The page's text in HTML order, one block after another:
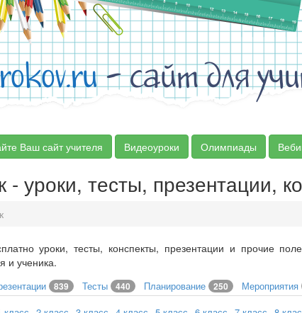
- сайт для
Ваш сайт учителя Видеоуроки Олимпиады
уроки, тесты, презентации,
уроки, тесты, конспекты, презентации и прочие
и ученика.
839 Тесты 440 Планирование 250 Мероприятия